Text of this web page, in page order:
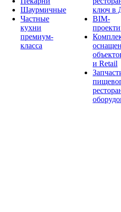
Шаурмичные
Частные
кухни
премиум-
класса
ключ в
BIM-
и Retail